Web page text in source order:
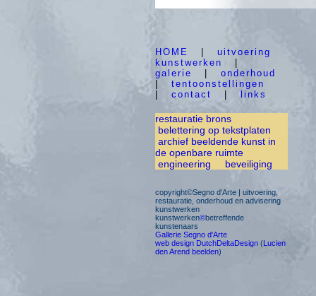
HOME
uitvoering
kunstwerken
galerie
onderhoud
tentoonstellingen
contact links
restauratie brons
belettering op tekstplaten
archief beeldende kunst in
de openbare ruimte
engineering
beveiliging
copyright©Segno d'Arte | uitvoering,
restauratie, onderhoud en advisering
kunstwerken
kunstwerken©betreffende
kunstenaars
Gallerie Segno d'Arte
web design DutchDeltaDesign ( Lucien
den Arend beelden)